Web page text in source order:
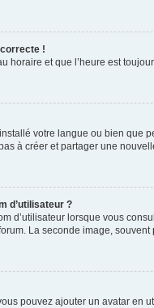
!
horaire et que l’heure est
votre langue ou bien
à créer et partager une
d’utilisateur ?
d’utilisateur lorsque vous
La seconde image,
pouvez ajouter un avatar en